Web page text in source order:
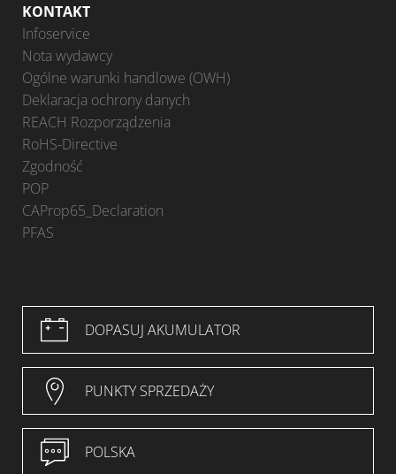
KONTAKT
Infoservice
Nota wydawcy
Ogólne warunki handlowe (OWH)
Deklaracja ochrony danych
REACH Rozporządzenia
RoHS-Directive
Zgodność
POP
CAProp65_Declaration
PFAS
DOPASUJ AKUMULATOR
PUNKTY SPRZEDAŻY
POLSKA